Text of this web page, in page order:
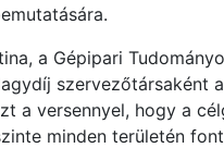
a Gépipari
szervezőtársaként
a versennyel, hogy a
minden területén